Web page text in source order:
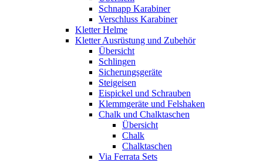
Schnapp Karabiner
Verschluss Karabiner
Kletter Helme
Kletter Ausrüstung und Zubehör
Übersicht
Schlingen
Sicherungsgeräte
Steigeisen
Eispickel und Schrauben
Klemmgeräte und Felshaken
Chalk und Chalktaschen
Übersicht
Chalk
Chalktaschen
Via Ferrata Sets